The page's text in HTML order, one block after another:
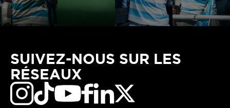
SUIVEZ-NOUS SUR LES
RÉSEAUX